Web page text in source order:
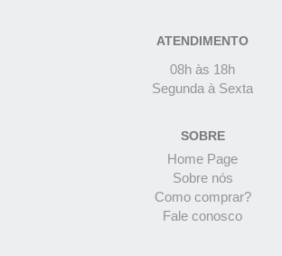
ATENDIMENTO
08h às 18h
Segunda à Sexta
SOBRE
Home Page
Sobre nós
Como comprar?
Fale conosco